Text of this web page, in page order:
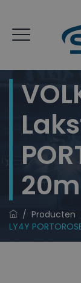
/ Producten
LY4Y